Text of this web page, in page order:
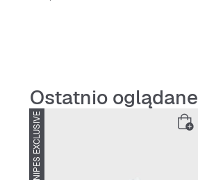
Ostatnio oglądane
SNIPES EXCLUSIVE